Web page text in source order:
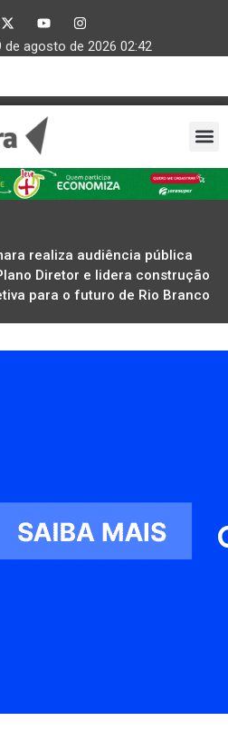
de agosto de 2026 02:42
realiza audiência pública
Diretor e lidera construção
para o futuro de Rio Branco